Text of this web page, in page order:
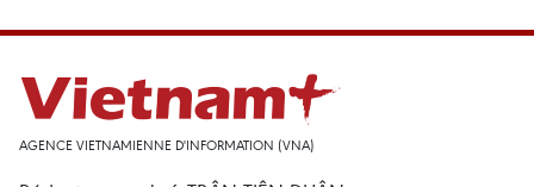
AGENCE VIETNAMIENNE D'INFORMATION (VNA)